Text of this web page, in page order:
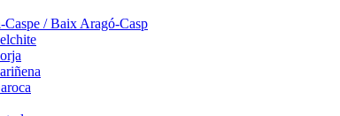
/ Baix Aragó-Casp